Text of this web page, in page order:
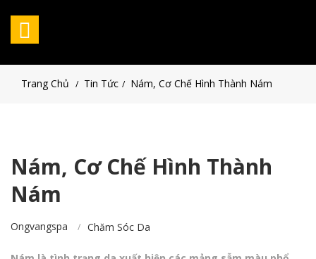
Trang Chủ / Tin Tức / Nám, Cơ Chế Hình Thành Nám
Nám, Cơ Chế Hình Thành
Nám
Ongvangspa Chăm Sóc Da